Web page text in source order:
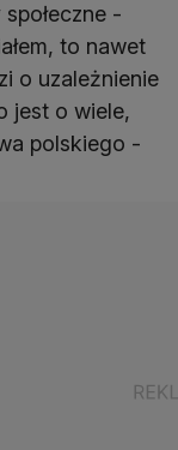
-
to nawet
o uzależnienie
jest o wiele,
polskiego -